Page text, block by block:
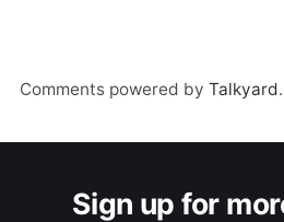
Comments powered by Talkyard.
Sign up for